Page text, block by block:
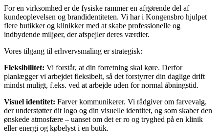
For en virksomhed er de fysiske rammer en afgørende del af
kundeoplevelsen og brandidentiteten. Vi har i Kongensbro hjulpet
flere butikker og klinikker med at skabe professionelle og
indbydende miljøer, der afspejler deres værdier.
Vores tilgang til erhvervsmaling er strategisk:
Fleksibilitet: Vi forstår, at din forretning skal køre. Derfor
planlægger vi arbejdet fleksibelt, så det forstyrrer din daglige drift
mindst muligt, f.eks. ved at arbejde uden for normal åbningstid.
Visuel identitet: Farver kommunikerer. Vi rådgiver om farvevalg,
der understøtter dit logo og din visuelle identitet, og som skaber den
ønskede atmosfære – uanset om det er ro og tryghed på en klinik
eller energi og købelyst i en butik.